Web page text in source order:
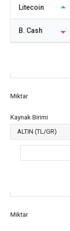
Litecoin
B. Cash
Miktar
Kaynak Birimi
Miktar